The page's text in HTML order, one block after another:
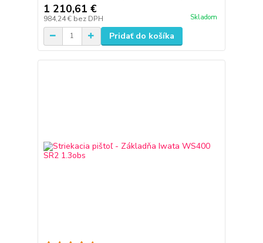
1 210,61 €
984,24 € bez DPH Skladom
Pridať do košíka